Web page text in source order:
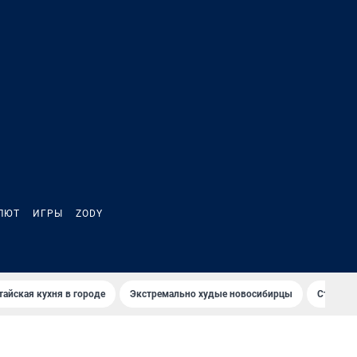
ИГРЫ ZODY
кухня в городе Экстремально худые новосибирцы Старт